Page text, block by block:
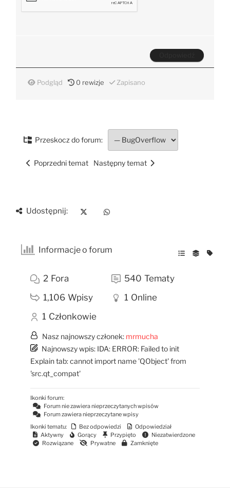
Podgląd 0 rewizje Zapisano
Przeskocz do forum:
Poprzedni temat Następny temat
Udostępnij:
Informacje o forum
2 Fora 540 Tematy
1,106 Wpisy 1 Online
1 Członkowie
Nasz najnowszy członek: mrmucha
Najnowszy wpis: IDA: ERROR: Failed to init
Explain tab: cannot import name 'QObject' from
'src.qt_compat'
Ikonki forum:
Forum nie zawiera nieprzeczytanych wpisów
Forum zawiera nieprzeczytane wpisy
Ikonki tematu:
Bez odpowiedzi
Odpowiedział
Aktywny
Gorący Przypięto
Niezatwierdzone
Rozwiązane
Prywatne Zamknięte